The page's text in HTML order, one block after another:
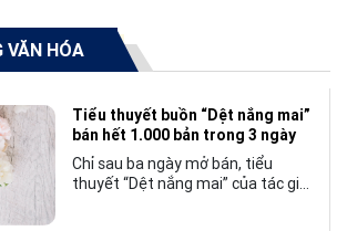
VĂN HÓA
Tiểu thuyết buồn “Dệt nắng mai”
bán hết 1.000 bản trong 3 ngày
Chỉ sau ba ngày mở bán, tiểu
thuyết “Dệt nắng mai” của tác giả